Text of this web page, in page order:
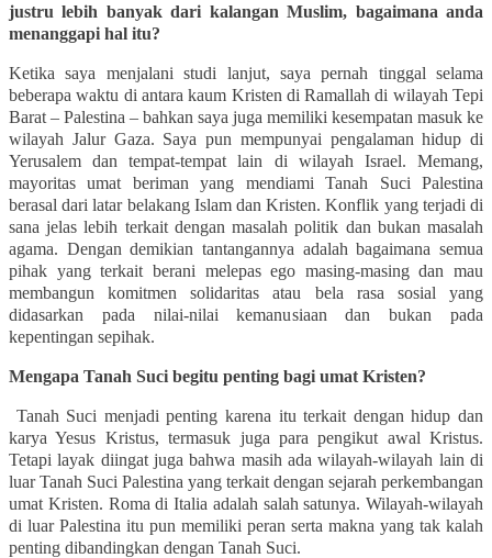
justru lebih banyak dari kalangan Muslim, bagaimana anda
menanggapi hal itu?
Ketika saya menjalani studi lanjut, saya pernah tinggal selama
beberapa waktu di antara kaum Kristen di Ramallah di wilayah Tepi
Barat – Palestina – bahkan saya juga memiliki kesempatan masuk ke
wilayah Jalur Gaza. Saya pun mempunyai pengalaman hidup di
Yerusalem dan tempat-tempat lain di wilayah Israel. Memang,
mayoritas umat beriman yang mendiami Tanah Suci Palestina
berasal dari latar belakang Islam dan Kristen. Konflik yang terjadi di
sana jelas lebih terkait dengan masalah politik dan bukan masalah
agama. Dengan demikian tantangannya adalah bagaimana semua
pihak yang terkait berani melepas ego masing-masing dan mau
membangun komitmen solidaritas atau bela rasa sosial
yang
didasarkan pada nilai-nilai kemanusiaan dan bukan pada
kepentingan sepihak.
Mengapa Tanah Suci begitu penting bagi umat Kristen?
Tanah Suci menjadi penting karena itu terkait dengan hidup dan
karya Yesus Kristus, termasuk juga para pengikut awal Kristus.
Tetapi layak diingat juga bahwa masih ada wilayah-wilayah lain di
luar Tanah Suci Palestina yang terkait dengan sejarah perkembangan
umat Kristen. Roma di Italia adalah salah satunya. Wilayah-wilayah
di luar Palestina itu pun memiliki peran serta makna yang tak kalah
penting dibandingkan dengan Tanah Suci.